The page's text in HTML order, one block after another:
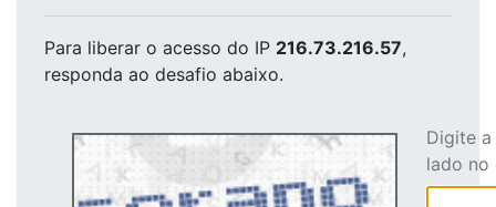
Para liberar o acesso do IP 216.73.216.57,
responda ao desafio abaixo.
Digite
lado no